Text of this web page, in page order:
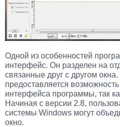
Одной из особенностей
интерфейс. Он разделен на
связанные друг с другом
предоставляется
интерфейса программы, так
Начиная с версии 2.8,
системы Windows могут
окно.